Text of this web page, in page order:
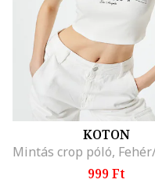
KOTON
999 Ft